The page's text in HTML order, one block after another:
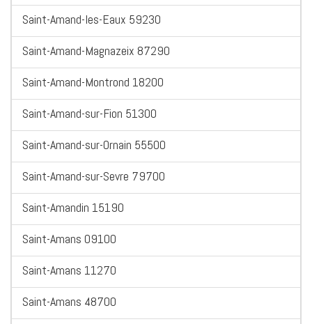
Saint-Amand-les-Eaux 59230
Saint-Amand-Magnazeix 87290
Saint-Amand-Montrond 18200
Saint-Amand-sur-Fion 51300
Saint-Amand-sur-Ornain 55500
Saint-Amand-sur-Sevre 79700
Saint-Amandin 15190
Saint-Amans 09100
Saint-Amans 11270
Saint-Amans 48700